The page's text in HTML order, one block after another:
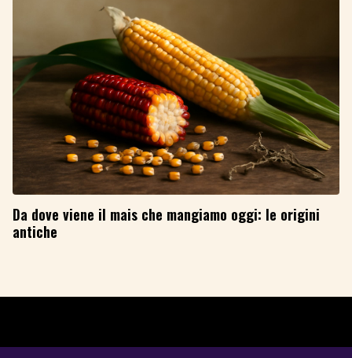
Da dove viene il mais che mangiamo oggi: le origini
antiche